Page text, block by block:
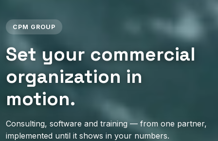
CPM GROUP
Set your commercial
organization in
motion.
Consulting, software and training — from one partner,
implemented until it shows in your numbers.